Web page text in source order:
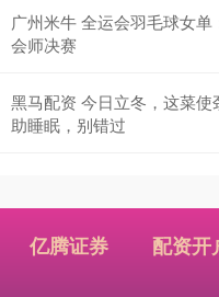
广州米牛 全运会羽毛球女
会师决赛
黑马配资 今日立冬，这菜
助睡眠，别错过
亿腾证券 配资开